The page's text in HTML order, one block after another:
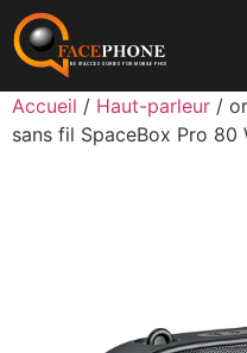
Accueil / Haut-parleur /
sans fil SpaceBox Pro 80